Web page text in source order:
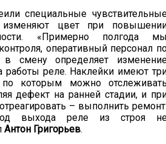
специальные
изменяют цвет при
«Примерно полгода
оперативный персонал
смену определяет
работы реле. Наклейки имеют
по которым можно
дефект на ранней стадии, и
– выполнить
выхода реле из строя
Антон Григорьев.